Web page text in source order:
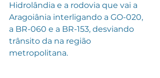
Hidrolândia e a rodovia que vai a
Aragoiânia interligando a GO-020,
a BR-060 e a BR-153, desviando
trânsito da na região
metropolitana.